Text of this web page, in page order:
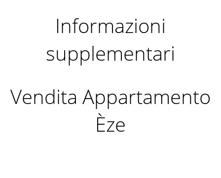
Informazioni
supplementari
Vendita Appartamento
Èze